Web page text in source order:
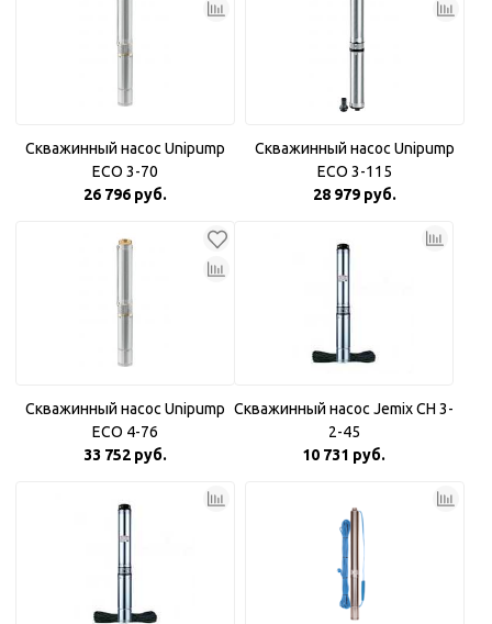
Скважинный насос Unipump
ECO 3-70
26 796 руб.
Скважинный насос Unipump
ECO 3-115
28 979 руб.
Скважинный насос Unipump
ECO 4-76
33 752 руб.
Скважинный насос Jemix CH 3-
2-45
10 731 руб.